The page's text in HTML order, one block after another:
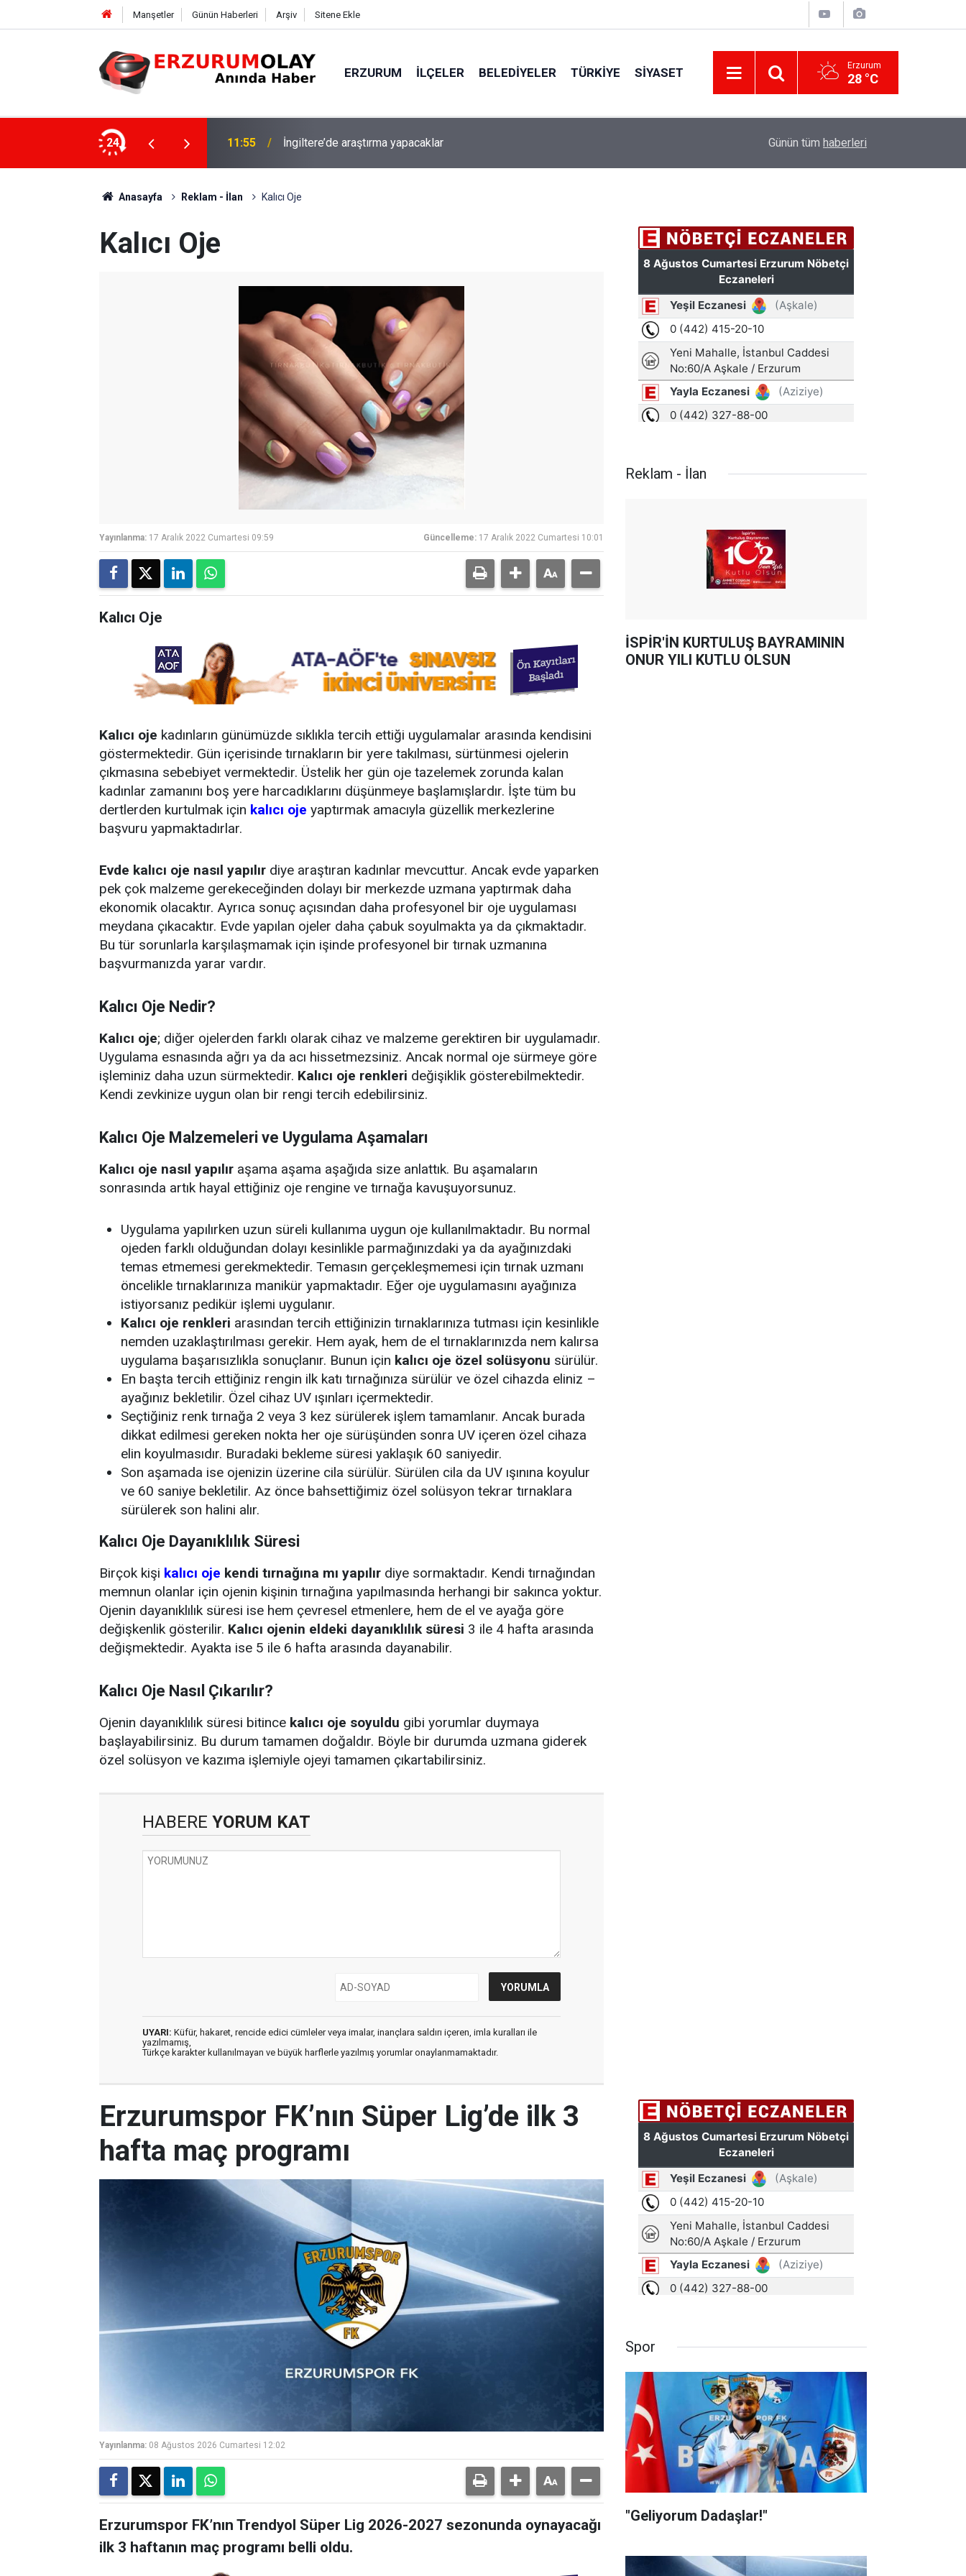
Manşetler Günün Haberleri Arşiv Sitene Ekle
ERZURUM İLÇELER BELEDIYELER TÜRKIYE SIYASET Erzurum
28 °C
24 11:52 Çay sohbeti iddiaya dönüştü Türkiye'de bir ilki yapıyor: Kilim üzerine
Günün tüm haberleri
Anasayfa Reklam - İlan Kalıcı Oje
Kalıcı Oje
Yayınlanma: 17 Aralık 2022 Cumartesi 09:59 Güncelleme: 17 Aralık 2022 Cumartesi 10:01
Kalıcı Oje
Kalıcı oje kadınların günümüzde sıklıkla tercih ettiği uygulamalar arasında kendisini
göstermektedir. Gün içerisinde tırnakların bir yere takılması, sürtünmesi ojelerin
çıkmasına sebebiyet vermektedir. Üstelik her gün oje tazelemek zorunda kalan
kadınlar zamanını boş yere harcadıklarını düşünmeye başlamışlardır. İşte tüm bu
dertlerden kurtulmak için kalıcı oje yaptırmak amacıyla güzellik merkezlerine
başvuru yapmaktadırlar.
Evde kalıcı oje nasıl yapılır diye araştıran kadınlar mevcuttur. Ancak evde yaparken
pek çok malzeme gerekeceğinden dolayı bir merkezde uzmana yaptırmak daha
ekonomik olacaktır. Ayrıca sonuç açısından daha profesyonel bir oje uygulaması
meydana çıkacaktır. Evde yapılan ojeler daha çabuk soyulmakta ya da çıkmaktadır.
Bu tür sorunlarla karşılaşmamak için işinde profesyonel bir tırnak uzmanına
başvurmanızda yarar vardır.
Kalıcı Oje Nedir?
Kalıcı oje; diğer ojelerden farklı olarak cihaz ve malzeme gerektiren bir uygulamadır.
Uygulama esnasında ağrı ya da acı hissetmezsiniz. Ancak normal oje sürmeye göre
işleminiz daha uzun sürmektedir. Kalıcı oje renkleri değişiklik gösterebilmektedir.
Kendi zevkinize uygun olan bir rengi tercih edebilirsiniz.
Kalıcı Oje Malzemeleri ve Uygulama Aşamaları
Kalıcı oje nasıl yapılır aşama aşama aşağıda size anlattık. Bu aşamaların
sonrasında artık hayal ettiğiniz oje rengine ve tırnağa kavuşuyorsunuz.
Uygulama yapılırken uzun süreli kullanıma uygun oje kullanılmaktadır. Bu normal
ojeden farklı olduğundan dolayı kesinlikle parmağınızdaki ya da ayağınızdaki
temas etmemesi gerekmektedir. Temasın gerçekleşmemesi için tırnak uzmanı
öncelikle tırnaklarınıza manikür yapmaktadır. Eğer oje uygulamasını ayağınıza
istiyorsanız pedikür işlemi uygulanır.
Kalıcı oje renkleri arasından tercih ettiğinizin tırnaklarınıza tutması için kesinlikle
nemden uzaklaştırılması gerekir. Hem ayak, hem de el tırnaklarınızda nem kalırsa
uygulama başarısızlıkla sonuçlanır. Bunun için kalıcı oje özel solüsyonu sürülür.
En başta tercih ettiğiniz rengin ilk katı tırnağınıza sürülür ve özel cihazda eliniz –
ayağınız bekletilir. Özel cihaz UV ışınları içermektedir.
Seçtiğiniz renk tırnağa 2 veya 3 kez sürülerek işlem tamamlanır. Ancak burada
dikkat edilmesi gereken nokta her oje sürüşünden sonra UV içeren özel cihaza
elin koyulmasıdır. Buradaki bekleme süresi yaklaşık 60 saniyedir.
Son aşamada ise ojenizin üzerine cila sürülür. Sürülen cila da UV ışınına koyulur
ve 60 saniye bekletilir. Az önce bahsettiğimiz özel solüsyon tekrar tırnaklara
sürülerek son halini alır.
Kalıcı Oje Dayanıklılık Süresi
Birçok kişi kalıcı oje kendi tırnağına mı yapılır diye sormaktadır. Kendi tırnağından
memnun olanlar için ojenin kişinin tırnağına yapılmasında herhangi bir sakınca yoktur.
Ojenin dayanıklılık süresi ise hem çevresel etmenlere, hem de el ve ayağa göre
değişkenlik gösterilir. Kalıcı ojenin eldeki dayanıklılık süresi 3 ile 4 hafta arasında
değişmektedir. Ayakta ise 5 ile 6 hafta arasında dayanabilir.
Kalıcı Oje Nasıl Çıkarılır?
Ojenin dayanıklılık süresi bitince kalıcı oje soyuldu gibi yorumlar duymaya
başlayabilirsiniz. Bu durum tamamen doğaldır. Böyle bir durumda uzmana giderek
özel solüsyon ve kazıma işlemiyle ojeyi tamamen çıkartabilirsiniz.
HABERE YORUM KAT
UYARI: Küfür, hakaret, rencide edici cümleler veya imalar, inançlara saldırı içeren, imla kuralları ile
yazılmamış,
Türkçe karakter kullanılmayan ve büyük harflerle yazılmış yorumlar onaylanmamaktadır.
Reklam - İlan
İSPİR'İN KURTULUŞ BAYRAMININ
ONUR YILI KUTLU OLSUN
Erzurumspor FK’nın Süper Lig’de ilk 3
hafta maç programı
Yayınlanma: 08 Ağustos 2026 Cumartesi 12:02
Erzurumspor FK’nın Trendyol Süper Lig 2026-2027 sezonunda oynayacağı
ilk 3 haftanın maç programı belli oldu.
Spor
"Geliyorum Dadaşlar!"